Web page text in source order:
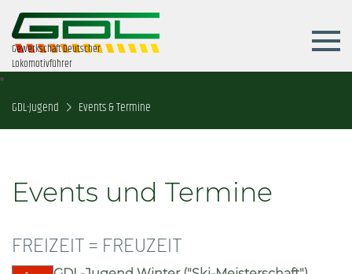
Gewerkschaft Deutscher
Lokomotivführer
GDL-Jugend Events & Termine
Events und Termine
FREIZEIT = FREUZEIT